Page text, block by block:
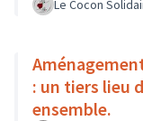
Le Cocon
: un tiers lieu
ensemble.